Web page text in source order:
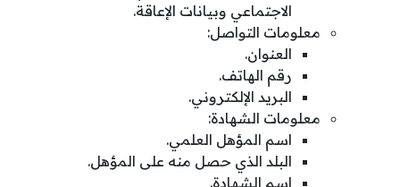
الاجتماعي وبيانات الإعاقة.
معلومات التواصل:
العنوان.
رقم الهاتف.
البريد الإلكتروني.
معلومات الشهادة:
اسم المؤهل العلمي.
البلد الذي حصل منه على المؤهل.
اسم الشهادة.